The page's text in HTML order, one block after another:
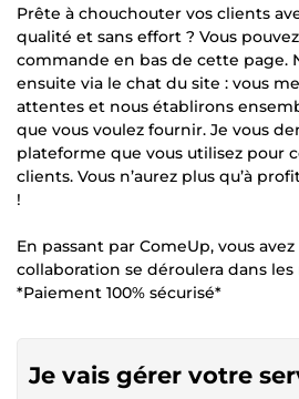
Prête à chouchouter vos clients
qualité et sans effort ? Vous
commande en bas de cette page.
ensuite via le chat du site : vous
attentes et nous établirons
que vous voulez fournir. Je vous
plateforme que vous utilisez pour
clients. Vous n’aurez plus qu’à
!
En passant par ComeUp, vous
collaboration se déroulera dans
*Paiement 100% sécurisé*
Je vais gérer votre